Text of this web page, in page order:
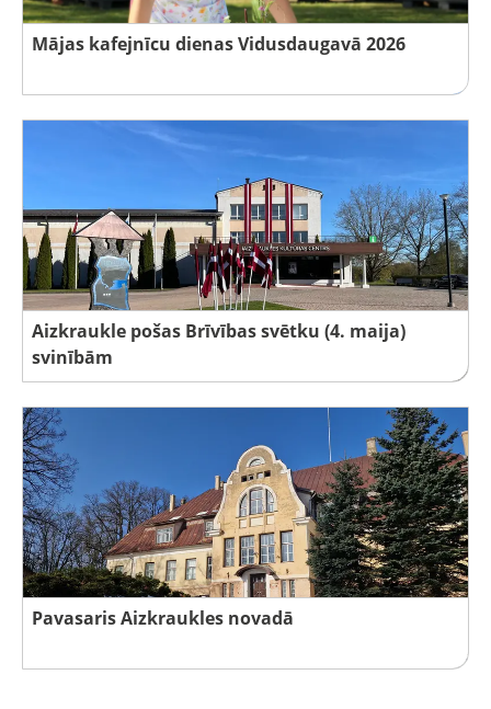
Mājas kafejnīcu dienas Vidusdaugavā 2026
Aizkraukle pošas Brīvības svētku (4. maija)
svinībām
Pavasaris Aizkraukles novadā